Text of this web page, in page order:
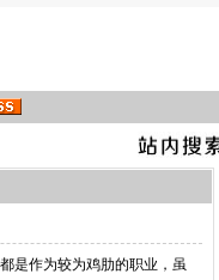
是作为较为鸡肋的职业，虽